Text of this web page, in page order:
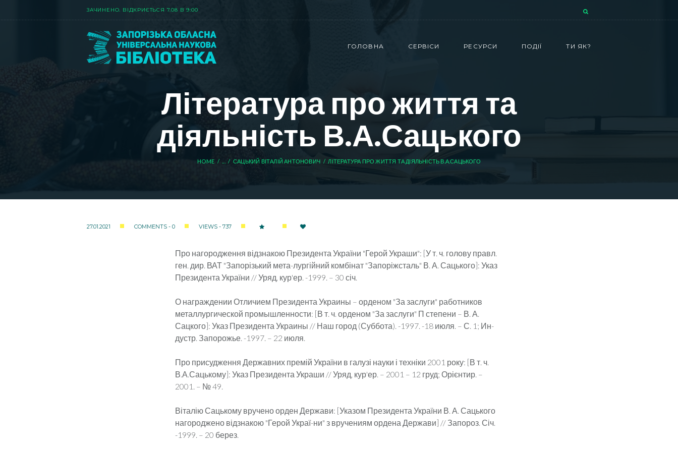
ЗАЧИНЕНО. ВIДКРИЄТЬСЯ 7.08 В 9:00
ГОЛОВНА СЕРВІСИ РЕСУРСИ ПОДІЇ ТИ ЯК?
Література про життя та
діяльність В.А.Сацького
HOME САЦЬКИЙ ВІТАЛІЙ АНТОНОВИЧ ЛІТЕРАТУРА ПРО ЖИТТЯ ТА ДІЯЛЬНІСТЬ В.А.САЦЬКОГО
27.01.2021 COMMENTS - 0 VIEWS - 737
Про нагородження відзнакою Президента України "Герой Украши": [У т. ч. голову правл.
ген. дир. ВАТ "Запорізький мета-лургійний комбінат "Запоріжсталь" В. А. Сацького]: Указ
Президента України // Уряд, кур'ер. -1999. – 30 січ.
О награждении Отличием Президента Украины – орденом "За заслуги" работников
металлургической промышленности: [В т. ч. орденом "За заслуги" П степени – В. А.
Сацкого]: Указ Президента Украины // Наш город (Суббота). -1997. -18 июля. – С. 1; Ин-
дустр. Запорожье. -1997. – 22 июля.
Про присудження Державних премій України в галузі науки і техніки 2001 року: [В т. ч.
В.А.Сацькому]: Указ Президента Украши // Уряд, кур'ер. – 2001 – 12 груд; Орієнтир. –
2001. – № 49.
Віталію Сацькому вручено орден Держави: [Указом Президента України В. А. Сацького
нагороджено відзнакою "Герой Украї-ни" з вручениям ордена Держави] // Запороз. Січ.
-1999. – 20 берез.